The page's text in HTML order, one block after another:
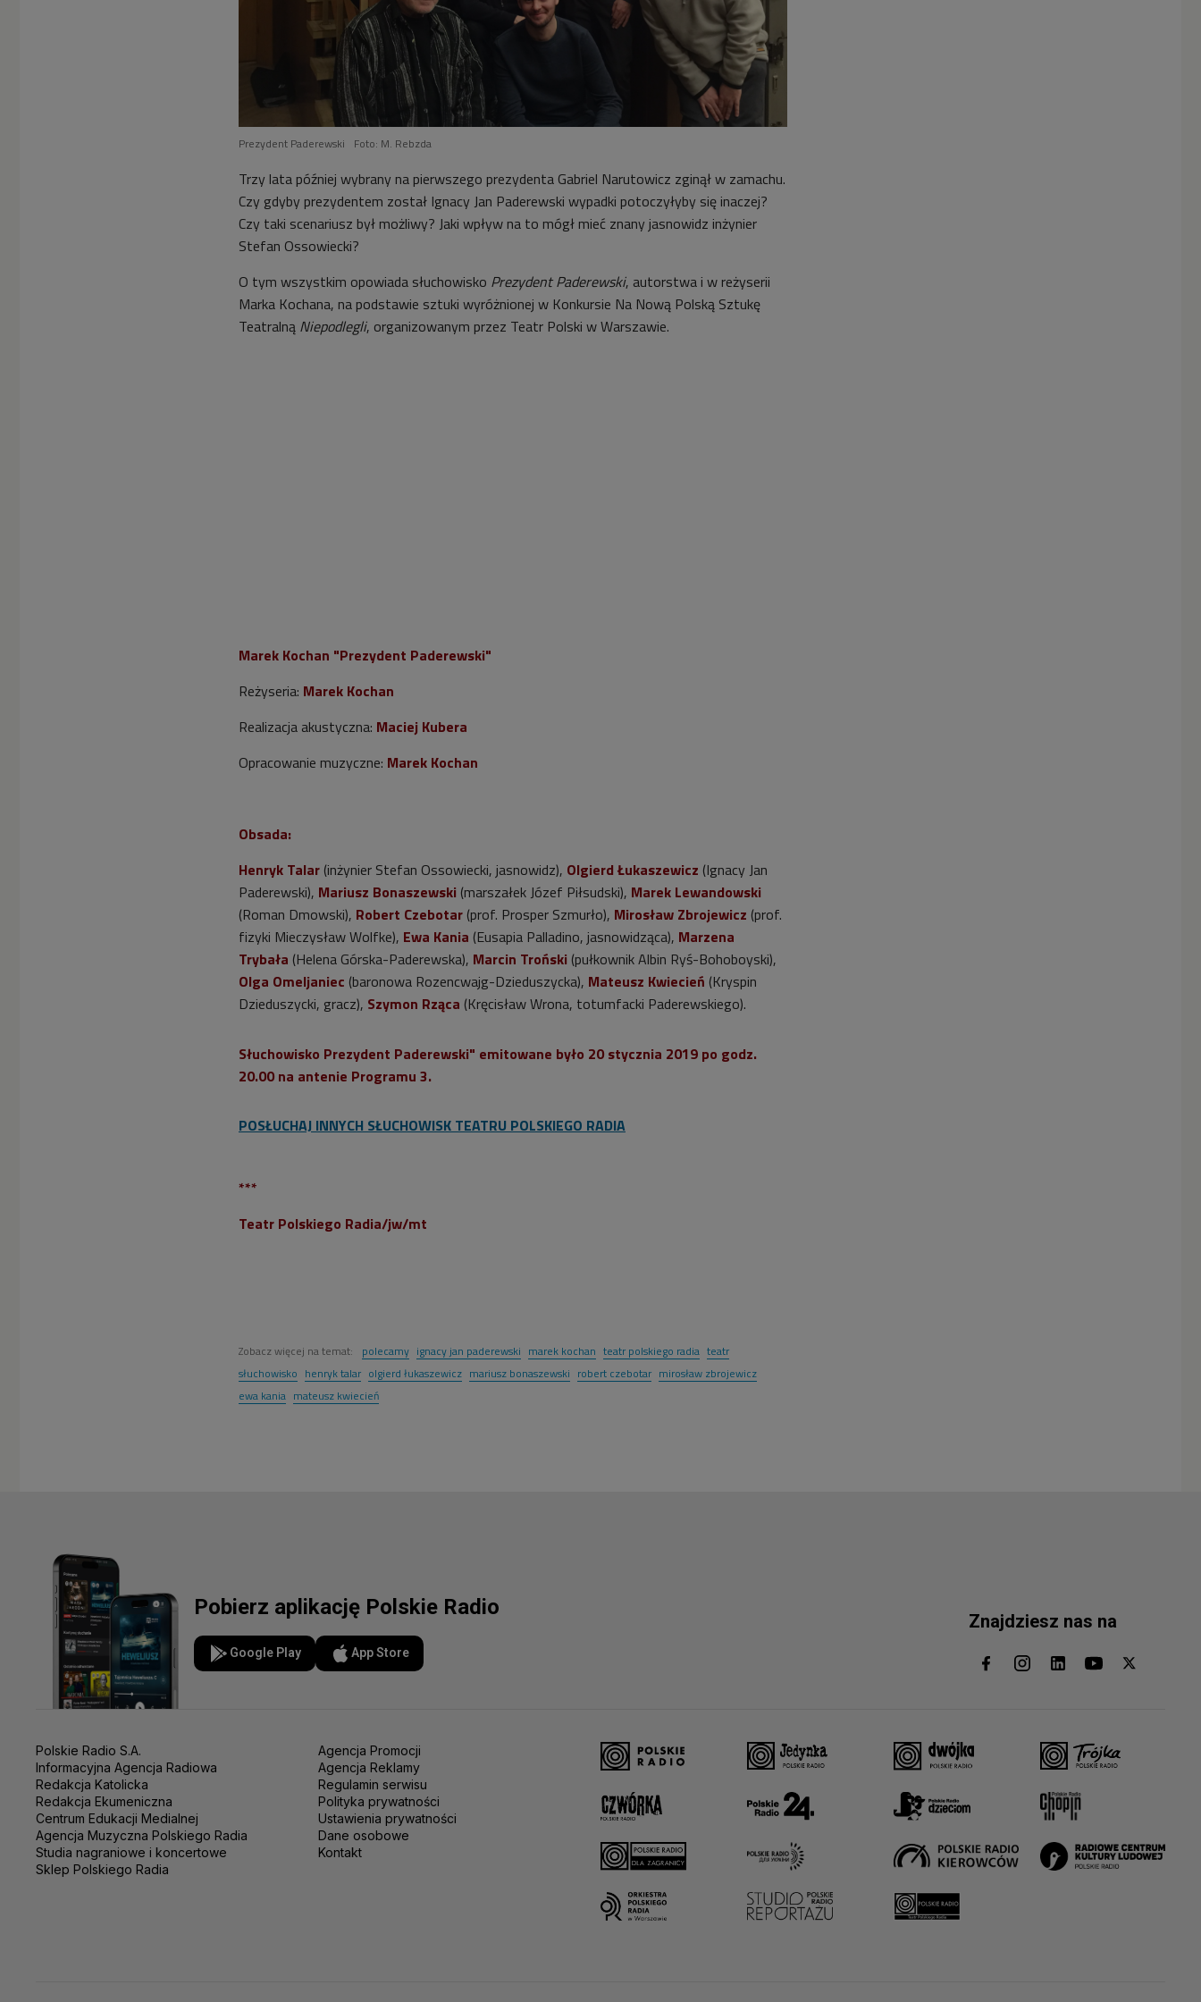
Prezydent Paderewski Foto: M. Rebzda
Trzy lata później wybrany na pierwszego prezydenta Gabriel Narutowicz zginął w zamachu.
Czy gdyby prezydentem został Ignacy Jan Paderewski wypadki potoczyłyby się inaczej?
Czy taki scenariusz był możliwy? Jaki wpływ na to mógł mieć znany jasnowidz inżynier
Stefan Ossowiecki?
O tym wszystkim opowiada słuchowisko Prezydent Paderewski, autorstwa i w reżyserii
Marka Kochana, na podstawie sztuki wyróżnionej w Konkursie Na Nową Polską Sztukę
Teatralną Niepodlegli, organizowanym przez Teatr Polski w Warszawie.
Marek Kochan "Prezydent Paderewski"
Reżyseria: Marek Kochan
Realizacja akustyczna: Maciej Kubera
Opracowanie muzyczne: Marek Kochan
Obsada:
Henryk Talar (inżynier Stefan Ossowiecki, jasnowidz), Olgierd Łukaszewicz (Ignacy Jan
Paderewski), Mariusz Bonaszewski (marszałek Józef Piłsudski), Marek Lewandowski
(Roman Dmowski), Robert Czebotar (prof. Prosper Szmurło), Mirosław Zbrojewicz (prof.
fizyki Mieczysław Wolfke), Ewa Kania (Eusapia Palladino, jasnowidząca), Marzena
Trybała (Helena Górska-Paderewska), Marcin Troński (pułkownik Albin Ryś-Bohoboyski),
Olga Omeljaniec (baronowa Rozencwajg-Dzieduszycka), Mateusz Kwiecień (Kryspin
Dzieduszycki, gracz), Szymon Rząca (Kręcisław Wrona, totumfacki Paderewskiego).
Słuchowisko Prezydent Paderewski" emitowane było 20 stycznia 2019 po godz.
20.00 na antenie Programu 3.
POSŁUCHAJ INNYCH SŁUCHOWISK TEATRU POLSKIEGO RADIA
***
Teatr Polskiego Radia/jw/mt
Zobacz więcej na temat: polecamy ignacy jan paderewski marek kochan teatr polskiego radia teatr
słuchowisko henryk talar olgierd łukaszewicz mariusz bonaszewski robert czebotar mirosław zbrojewicz
ewa kania mateusz kwiecień
Pobierz aplikację Polskie Radio
Google Play App Store
Znajdziesz nas na
Polskie Radio S.A.
Informacyjna Agencja Radiowa
Redakcja Katolicka
Redakcja Ekumeniczna
Centrum Edukacji Medialnej
Agencja Muzyczna Polskiego Radia
Studia nagraniowe i koncertowe
Sklep Polskiego Radia
Agencja Promocji
Agencja Reklamy
Regulamin serwisu
Polityka prywatności
Ustawienia prywatności
Dane osobowe
Kontakt